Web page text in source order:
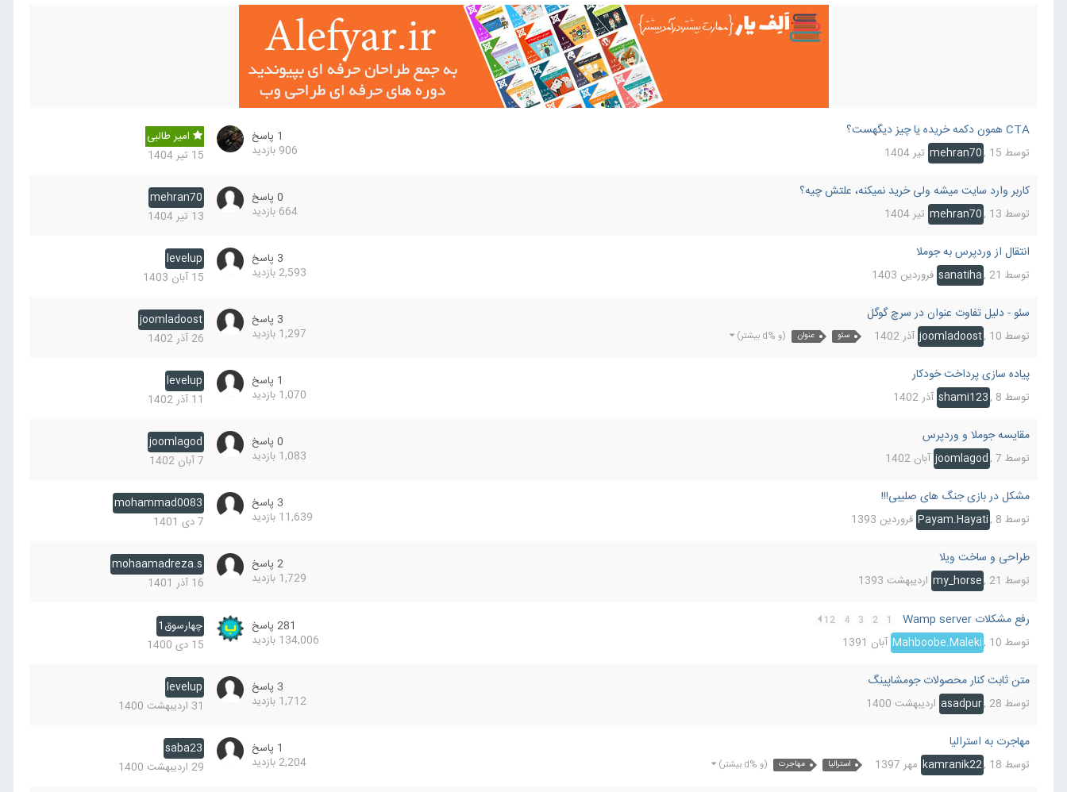
CTA همون دکمه خریده یا چیز دیگهست؟
توسط mehran70, 15 تیر 1404
1 پاسخ
906 بازدید
امیر طالبی
15 تیر 1404
کاربر وارد سایت میشه ولی خرید نمیکنه، علتش چیه؟
توسط mehran70, 13 تیر 1404
0 پاسخ
664 بازدید
mehran70
13 تیر 1404
انتقال از وردپرس به جوملا
توسط sanatiha, 21 فروردین 1403
3 پاسخ
2,593 بازدید
levelup
15 آبان 1403
سئو - دلیل تفاوت عنوان در سرچ گوگل
توسط joomladoost, 10 آذر 1402 سئو عنوان (و %d بیشتر)
3 پاسخ
1,297 بازدید
joomladoost
26 آذر 1402
پیاده سازی پرداخت خودکار
توسط shami123, 8 آذر 1402
1 پاسخ
1,070 بازدید
levelup
11 آذر 1402
مقایسه جوملا و وردپرس
توسط joomlagod, 7 آبان 1402
0 پاسخ
1,083 بازدید
joomlagod
7 آبان 1402
مشکل در بازی جنگ های صلیبی!!!
توسط Payam.Hayati, 8 فروردین 1393
3 پاسخ
11,639 بازدید
mohammad0083
7 دی 1401
طراحی و ساخت ویلا
توسط my_horse, 21 اردیبهشت 1393
2 پاسخ
1,729 بازدید
mohaamadreza.s
16 آذر 1401
رفع مشکلات Wamp server 1
2
3
4
12
توسط Mahboobe.Maleki, 10 آبان 1391
281 پاسخ
134,006 بازدید
چهارسوق1
15 دی 1400
متن ثابت کنار محصولات جومشاپینگ
توسط asadpur, 28 اردیبهشت 1400
3 پاسخ
1,712 بازدید
levelup
31 اردیبهشت 1400
مهاجرت به استرالیا
توسط kamranik22, 18 مهر 1397 استرالیا مهاجرت (و %d بیشتر)
1 پاسخ
2,204 بازدید
saba23
29 اردیبهشت 1400